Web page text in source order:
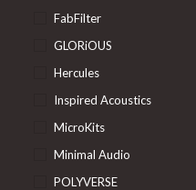
FabFilter
GLORiOUS
Hercules
Inspired Acoustics
MicroKits
Minimal Audio
POLYVERSE